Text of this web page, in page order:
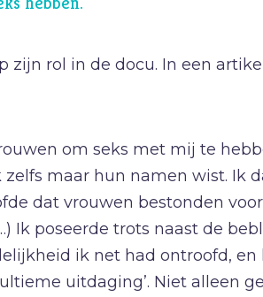
W
rol in de docu. In een
om seks met mij te
maar hun namen wist. Ik
dat vrouwen bestonden
Ik poseerde trots naast de
ik net had ontroofd, en
uitdaging’. Niet alleen